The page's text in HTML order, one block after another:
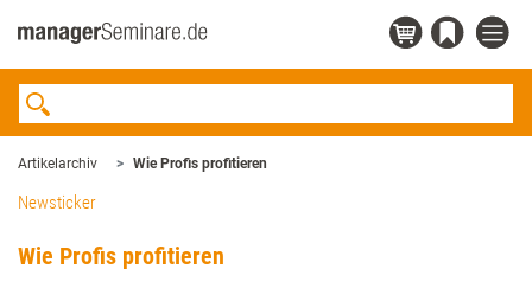
Artikelarchiv Wie Profis profitieren
Newsticker
Wie Profis profitieren